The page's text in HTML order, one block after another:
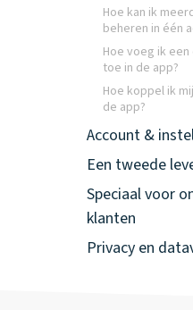
Hoe kan ik
beheren in één
Hoe voeg ik
toe in de app?
Hoe koppel ik
de app?
Account &
Een tweede
Speciaal voor
klanten
Privacy en